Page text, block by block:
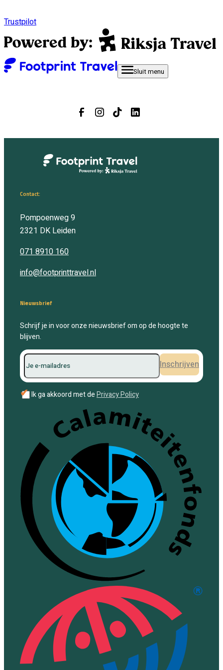
Trustpilot
Sluitmenu
Contact:
Pompoenweg 9
2321 DK Leiden
071 8910 160
info@footprinttravel.nl
Nieuwsbrief
Schrijf je in voor onze nieuwsbrief om op de hoogte te
blijven.
Inschrijven
✔ Ik ga akkoord met dePrivacy Policy